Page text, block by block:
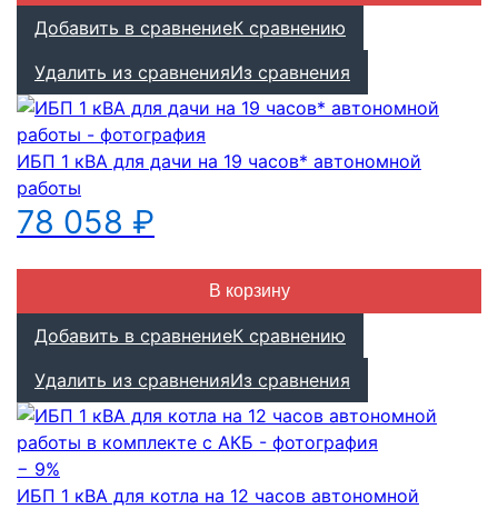
Добавить в сравнениеК сравнению
Удалить из сравненияИз сравнения
ИБП 1 кВА для дачи на 19 часов* автономной
работы
78 058 ₽
В корзину
Добавить в сравнениеК сравнению
Удалить из сравненияИз сравнения
− 9%
ИБП 1 кВА для котла на 12 часов автономной